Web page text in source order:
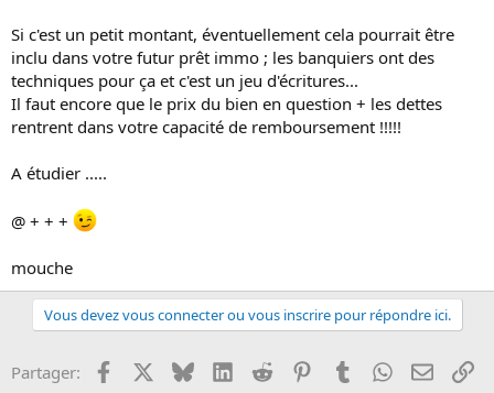
Si c'est un petit montant, éventuellement cela pourrait être
inclu dans votre futur prêt immo ; les banquiers ont des
techniques pour ça et c'est un jeu d'écritures...
Il faut encore que le prix du bien en question + les dettes
rentrent dans votre capacité de remboursement !!!!!
A étudier .....
@ + + +
mouche
Vous devez vous connecter ou vous inscrire pour répondre ici.
Partager: Facebook BlueskyLinkedInReddit PinterestTumblrWhatsApp
Email